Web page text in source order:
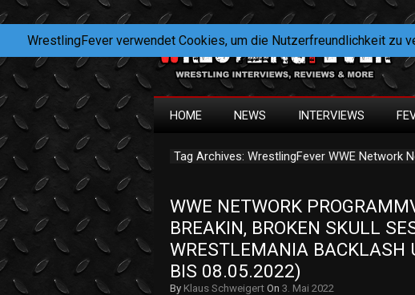
HOME NEWS INTERVIEWS
Tag Archives: WrestlingFever WWE Network
WWE NETWORK
BREAKIN, BROKEN SKULL
WRESTLEMANIA
BIS 08.05.2022)
By Klaus Schweigert On 3. Mai 2022
WrestlingFever verwendet Cookies, um die Nutzerfreundlichkeit zu